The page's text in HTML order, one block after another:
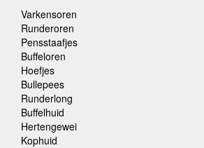
Varkensoren
Runderoren
Pensstaafjes
Buffeloren
Hoefjes
Bullepees
Runderlong
Buffelhuid
Hertengewei
Kophuid